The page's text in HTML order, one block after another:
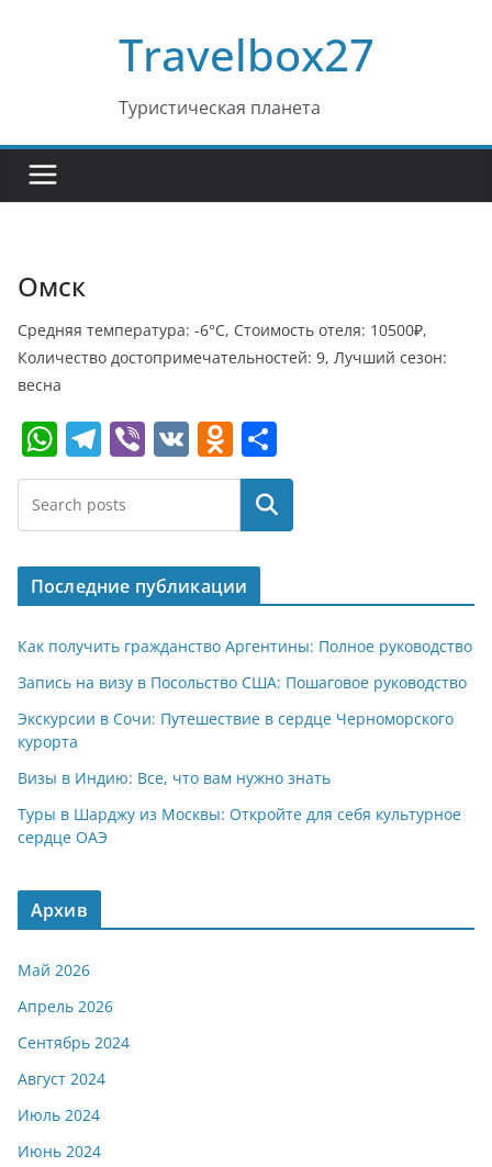
Travelbox27
Туристическая планета
Омск
Средняя температура: -6°C, Стоимость отеля: 10500₽,
Количество достопримечательностей: 9, Лучший сезон:
весна
W
h
at
s
A
p
p
T
el
e
gr
a
m
Vi
b
V
K
O
d
o
kl
a
ss
ni
ki
т
п
р
в
и
т
ь
Поиск
Последние публикации
Как получить гражданство Аргентины: Полное руководство
Запись на визу в Посольство США: Пошаговое руководство
Экскурсии в Сочи: Путешествие в сердце Черноморского
курорта
Визы в Индию: Все, что вам нужно знать
Туры в Шарджу из Москвы: Откройте для себя культурное
сердце ОАЭ
Архив
Май 2026
Апрель 2026
Сентябрь 2024
Август 2024
Июль 2024
Июнь 2024